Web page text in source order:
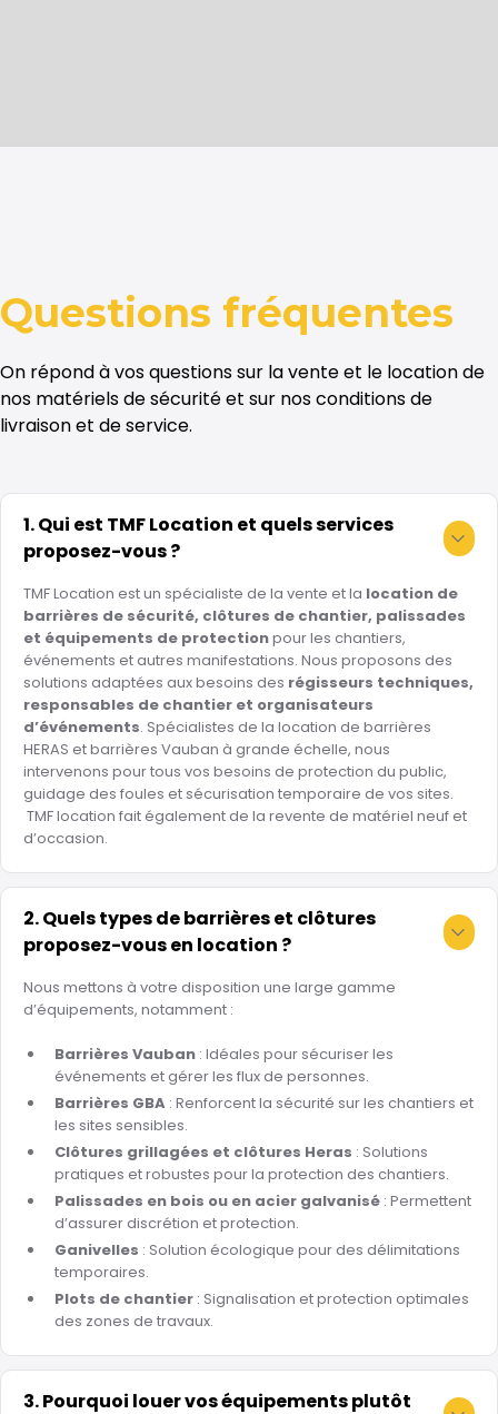
Questions fréquentes
On répond à vos questions sur la vente et le location de
nos matériels de sécurité et sur nos conditions de
livraison et de service.
1. Qui est TMF Location et quels services
proposez-vous ?
TMF Location est un spécialiste de la vente et la location de
barrières de sécurité, clôtures de chantier, palissades
et équipements de protectionpour les chantiers,
événements et autres manifestations. Nous proposons des
solutions adaptées aux besoins des régisseurs techniques,
responsables de chantier et organisateurs
d’événements. Spécialistes de la location de barrières
HERAS et barrières Vauban à grande échelle, nous
intervenons pour tous vos besoins de protection du public,
guidage des foules et sécurisation temporaire de vos sites.
TMF location fait également de la revente de matériel neuf et
d’occasion.
2. Quels types de barrières et clôtures
proposez-vous en location ?
Nous mettons à votre disposition une large gamme
d’équipements, notamment :
Barrières Vauban : Idéales pour sécuriser les
événements et gérer les flux de personnes.
Barrières GBA : Renforcent la sécurité sur les chantiers et
les sites sensibles.
Clôtures grillagées et clôtures Heras : Solutions
pratiques et robustes pour la protection des chantiers.
Palissades en bois ou en acier galvanisé : Permettent
d’assurer discrétion et protection.
Ganivelles : Solution écologique pour des délimitations
temporaires.
Plots de chantier : Signalisation et protection optimales
des zones de travaux.
3. Pourquoi louer vos équipements plutôt